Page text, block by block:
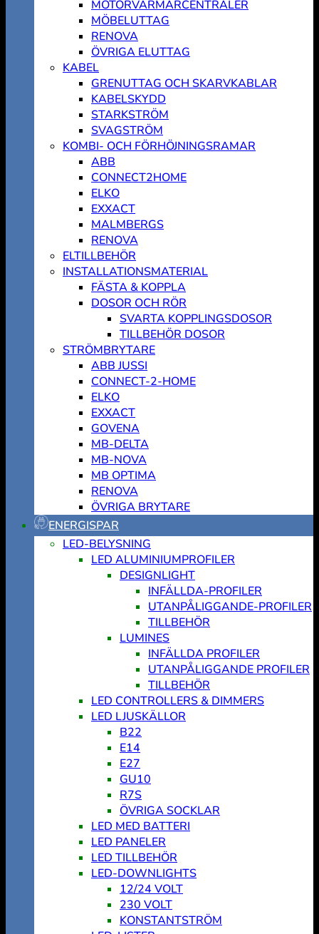
MOTORVÄRMARCENTRALER
MÖBELUTTAG
RENOVA
ÖVRIGA ELUTTAG
KABEL
GRENUTTAG OCH SKARVKABLAR
KABELSKYDD
STARKSTRÖM
SVAGSTRÖM
KOMBI- OCH FÖRHÖJNINGSRAMAR
ABB
CONNECT2HOME
ELKO
EXXACT
MALMBERGS
RENOVA
ELTILLBEHÖR
INSTALLATIONSMATERIAL
FÄSTA & KOPPLA
DOSOR OCH RÖR
SVARTA KOPPLINGSDOSOR
TILLBEHÖR DOSOR
STRÖMBRYTARE
ABB JUSSI
CONNECT-2-HOME
ELKO
EXXACT
GOVENA
MB-DELTA
MB-NOVA
MB OPTIMA
RENOVA
ÖVRIGA BRYTARE
ENERGISPAR
LED-BELYSNING
LED ALUMINIUMPROFILER
DESIGNLIGHT
INFÄLLDA-PROFILER
UTANPÅLIGGANDE-PROFILER
TILLBEHÖR
LUMINES
INFÄLLDA PROFILER
UTANPÅLIGGANDE PROFILER
TILLBEHÖR
LED CONTROLLERS & DIMMERS
LED LJUSKÄLLOR
B22
E14
E27
GU10
R7S
ÖVRIGA SOCKLAR
LED MED BATTERI
LED PANELER
LED TILLBEHÖR
LED-DOWNLIGHTS
12/24 VOLT
230 VOLT
KONSTANTSTRÖM